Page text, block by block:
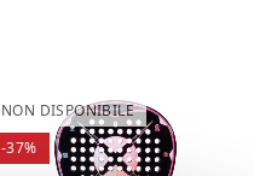
NON DISPONIBILE
-37%